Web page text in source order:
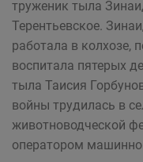
труженик тыла
Терентьевское.
работала в колхозе,
воспитала пятерых
тыла Таисия
войны трудилась в
животноводческой
оператором